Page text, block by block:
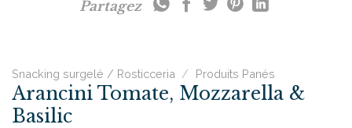
Partagez
Snacking surgelé / Rosticceria / Produits Panés
Arancini Tomate, Mozzarella &
Basilic